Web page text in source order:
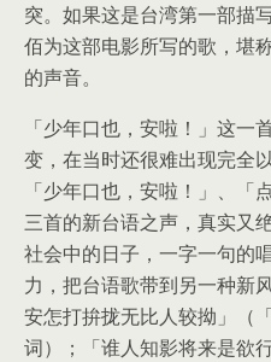
突。如果这是台湾第一部描
佰为这部电影所写的歌，堪
的声音。
「少年口也，安啦！」这一
变，在当时还很难出现完全
「少年口也，安啦！」、「
三首的新台语之声，真实又
社会中的日子，一字一句的
力，把台语歌带到另一种新
安怎打拚拢无比人较拗」（
词）；「谁人知影将来是欲